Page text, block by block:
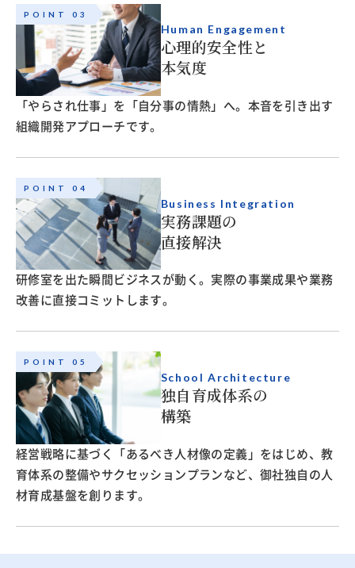
POINT 03
Human Engagement
心理的安全性と
本気度
「やらされ仕事」を「自分事の情熱」へ。本音を引き出す
組織開発アプローチです。
POINT 04
Business Integration
実務課題の
直接解決
研修室を出た瞬間ビジネスが動く。実際の事業成果や業務
改善に直接コミットします。
POINT 05
School Architecture
独自育成体系の
構築
経営戦略に基づく「あるべき人材像の定義」をはじめ、教
育体系の整備やサクセッションプランなど、御社独自の人
材育成基盤を創ります。